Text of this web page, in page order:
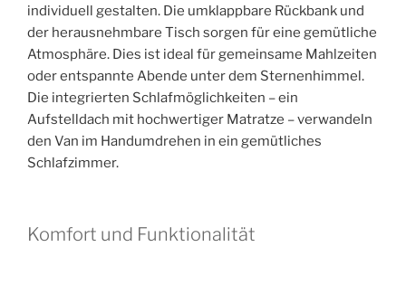
individuell gestalten. Die umklappbare Rückbank und
der herausnehmbare Tisch sorgen für eine gemütliche
Atmosphäre. Dies ist ideal für gemeinsame Mahlzeiten
oder entspannte Abende unter dem Sternenhimmel.
Die integrierten Schlafmöglichkeiten – ein
Aufstelldach mit hochwertiger Matratze – verwandeln
den Van im Handumdrehen in ein gemütliches
Schlafzimmer.
Komfort und Funktionalität